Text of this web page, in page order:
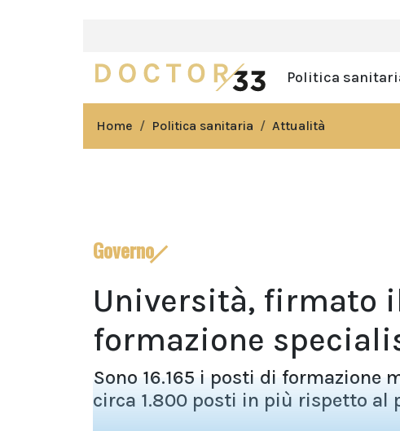
Politica
Home Politica sanitaria Attualità
Governo
Università, firmato
formazione
Sono 16.165 i posti di formazione
circa 1.800 posti in più rispetto al